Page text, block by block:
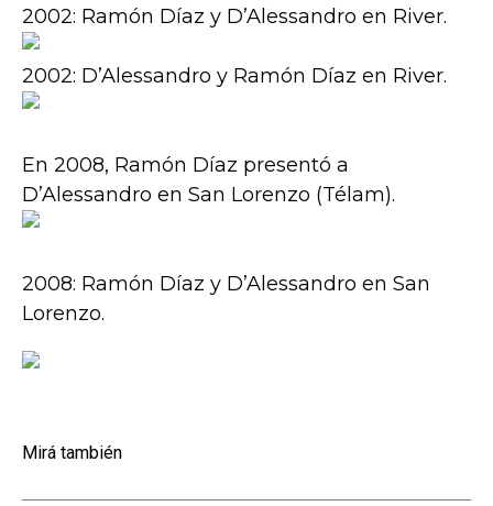
2002: Ramón Díaz y D’Alessandro en River.
2002: D’Alessandro y Ramón Díaz en River.
En 2008, Ramón Díaz presentó a
D’Alessandro en San Lorenzo (Télam).
2008: Ramón Díaz y D’Alessandro en San
Lorenzo.
Mirá también